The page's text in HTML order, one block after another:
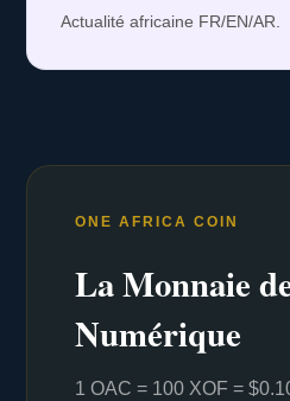
Actualité africaine FR/EN/AR.
ONE AFRICA COIN
La Monnaie
Numérique
1 OAC = 100 XOF =